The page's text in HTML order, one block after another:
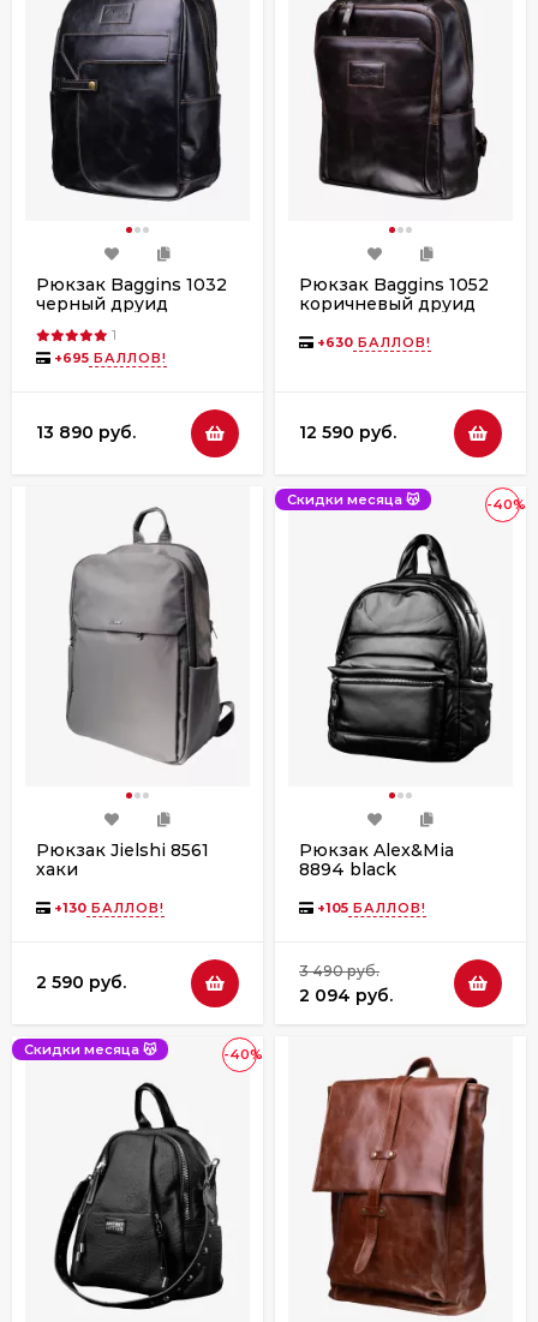
Рюкзак Baggins 1032
черный друид
1
+695 БАЛЛОВ!
13 890 руб.
Рюкзак Baggins 1052
коричневый друид
+630 БАЛЛОВ!
12 590 руб.
Рюкзак Jielshi 8561
хаки
+130 БАЛЛОВ!
2 590 руб.
-40%
Скидки месяца 😽
Рюкзак Alex&Mia
8894 black
+105 БАЛЛОВ!
3 490 руб.
2 094 руб.
-40%
Скидки месяца 😽